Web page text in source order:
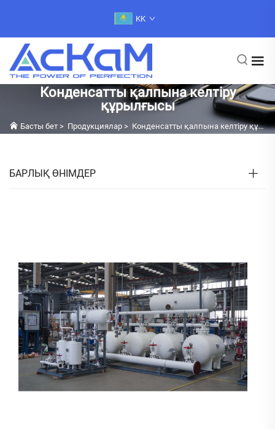
KK
Конденсатты қалпына келтіру
құрылғысы
Басты бет > Продукциялар > Конденсатты қалпына келтіру құрылғысы
БАРЛЫҚ ӨНІМДЕР